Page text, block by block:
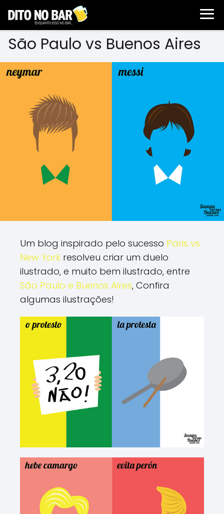
São Paulo vs Buenos Aires
Um blog inspirado pelo sucesso Paris vs
New York resolveu criar um duelo
ilustrado, e muito bem ilustrado, entre
São Paulo e Buenos Aires, Confira
algumas ilustrações!